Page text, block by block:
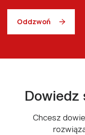
Oddzwoń
Dowiedz
Chcesz